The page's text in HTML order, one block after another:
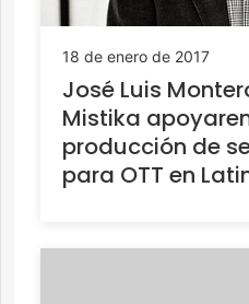
18 de enero de 2017
José Luis
Mistika
producción de
para OTT en